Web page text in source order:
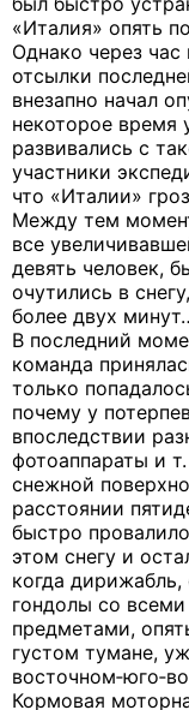
«Италия» опять
Однако через час
отсылки
внезапно начал
некоторое время
развивались с
участники
что «Италии»
Между тем
все
девять человек,
очутились в
более двух
В последний
команда
только
почему у
впоследствии
фотоаппараты и
снежной
расстоянии
быстро
этом снегу и
когда
гондолы со
предметами,
густом тумане,
Кормовая